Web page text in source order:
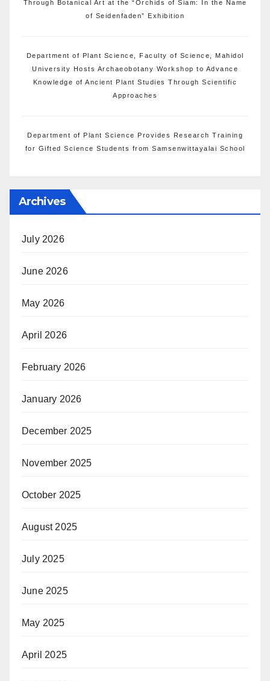
Through Botanical Art at the “Orchids of Siam: In the Name
of Seidenfaden” Exhibition
Department of Plant Science, Faculty of Science, Mahidol
University Hosts Archaeobotany Workshop to Advance
Knowledge of Ancient Plant Studies Through Scientific
Approaches
Department of Plant Science Provides Research Training
for Gifted Science Students from Samsenwittayalai School
Archives
July 2026
June 2026
May 2026
April 2026
February 2026
January 2026
December 2025
November 2025
October 2025
August 2025
July 2025
June 2025
May 2025
April 2025